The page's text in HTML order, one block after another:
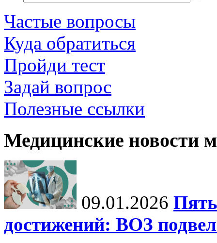
Частые вопросы
Куда обратиться
Пройди тест
Задай вопрос
Полезные ссылки
Медицинские новости
09.01.2026
достижений: ВОЗ